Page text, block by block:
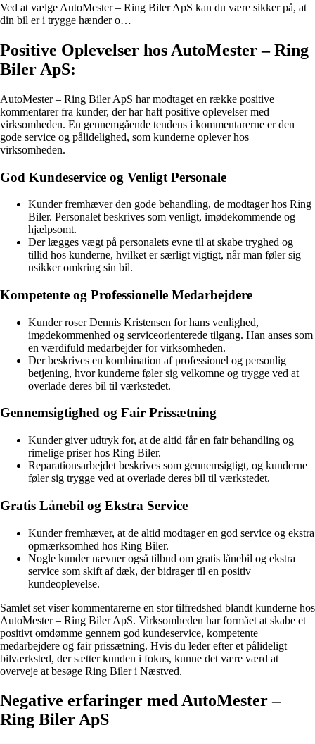
Ved at vælge AutoMester – Ring Biler ApS kan du være sikker på, at
din bil er i trygge hænder o…
Positive Oplevelser hos AutoMester – Ring
Biler ApS:
AutoMester – Ring Biler ApS har modtaget en række positive
kommentarer fra kunder, der har haft positive oplevelser med
virksomheden. En gennemgående tendens i kommentarerne er den
gode service og pålidelighed, som kunderne oplever hos
virksomheden.
God Kundeservice og Venligt Personale
Kunder fremhæver den gode behandling, de modtager hos Ring
Biler. Personalet beskrives som venligt, imødekommende og
hjælpsomt.
Der lægges vægt på personalets evne til at skabe tryghed og
tillid hos kunderne, hvilket er særligt vigtigt, når man føler sig
usikker omkring sin bil.
Kompetente og Professionelle Medarbejdere
Kunder roser Dennis Kristensen for hans venlighed,
imødekommenhed og serviceorienterede tilgang. Han anses som
en værdifuld medarbejder for virksomheden.
Der beskrives en kombination af professionel og personlig
betjening, hvor kunderne føler sig velkomne og trygge ved at
overlade deres bil til værkstedet.
Gennemsigtighed og Fair Prissætning
Kunder giver udtryk for, at de altid får en fair behandling og
rimelige priser hos Ring Biler.
Reparationsarbejdet beskrives som gennemsigtigt, og kunderne
føler sig trygge ved at overlade deres bil til værkstedet.
Gratis Lånebil og Ekstra Service
Kunder fremhæver, at de altid modtager en god service og ekstra
opmærksomhed hos Ring Biler.
Nogle kunder nævner også tilbud om gratis lånebil og ekstra
service som skift af dæk, der bidrager til en positiv
kundeoplevelse.
Samlet set viser kommentarerne en stor tilfredshed blandt kunderne hos
AutoMester – Ring Biler ApS. Virksomheden har formået at skabe et
positivt omdømme gennem god kundeservice, kompetente
medarbejdere og fair prissætning. Hvis du leder efter et pålideligt
bilværksted, der sætter kunden i fokus, kunne det være værd at
overveje at besøge Ring Biler i Næstved.
Negative erfaringer med AutoMester –
Ring Biler ApS